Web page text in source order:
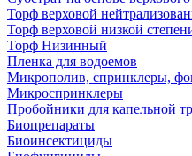
Торф верховой
Торф верховой низкой
Торф Низинный
Пленка для водоемов
Микрополив, спринклеры,
Микроспринклеры
Пробойники для капельной
Биопрепараты
Биоинсектициды